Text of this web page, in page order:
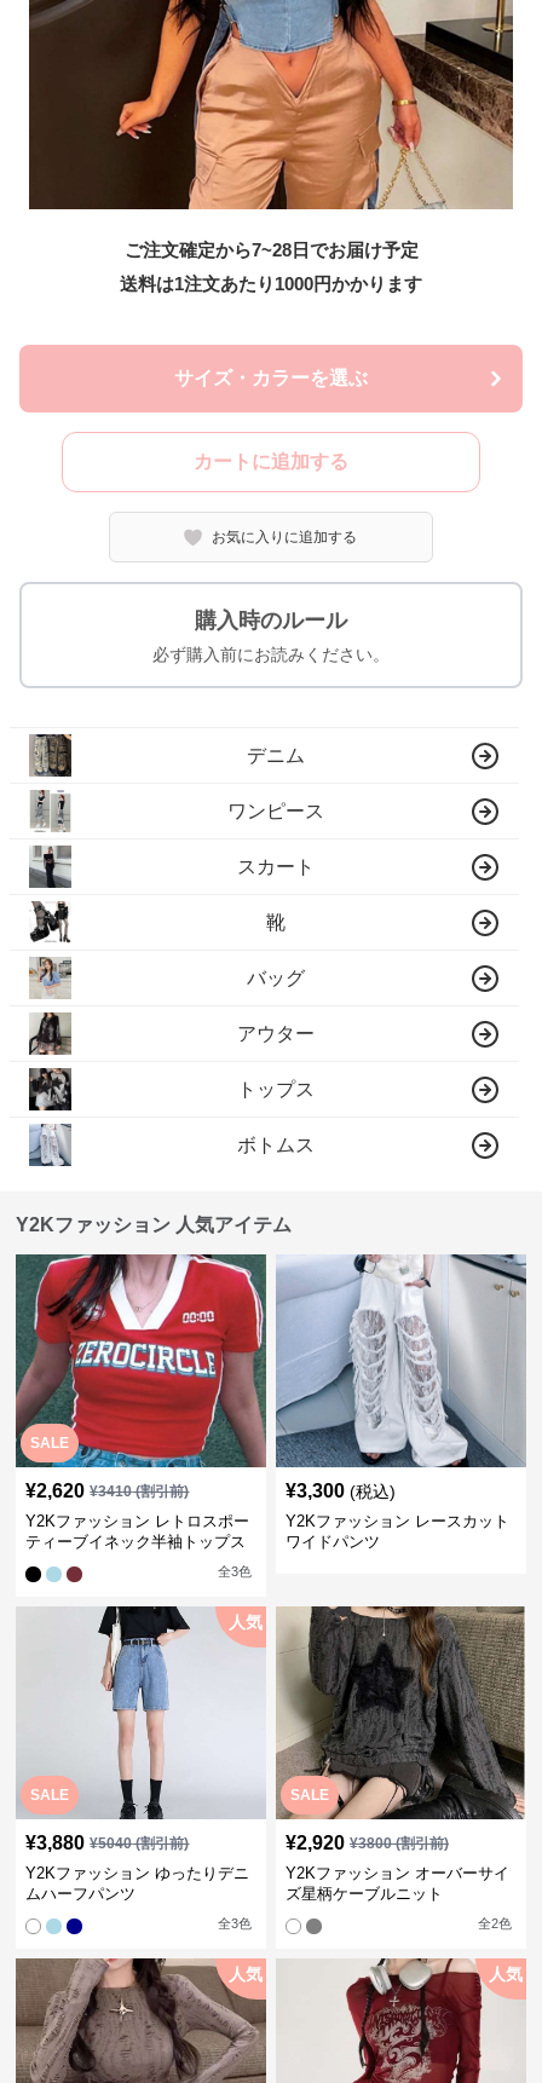
ご注文確定から7~28日でお届け予定
送料は1注文あたり 1000円かかります
サイズ・カラーを選ぶ
カートに追加する
お気に入りに追加する
購入時のルール
必ず購入前にお読みください。
デニム
ワンピース
スカート
靴
バッグ
アウター
トップス
ボトムス
Y2Kファッション 人気アイテム
SALE
¥2,620 ¥3410(割引前)
Y2Kファッション レトロスポー
ティーブイネック半袖トップス
全3色
¥3,300 (税込)
Y2Kファッション レースカット
ワイドパンツ
SALE
人気
¥3,880 ¥5040(割引前)
Y2Kファッション ゆったりデニ
ムハーフパンツ
全3色
SALE
¥2,920 ¥3800(割引前)
Y2Kファッション オーバーサイ
ズ星柄ケーブルニット
全2色
人気 人気